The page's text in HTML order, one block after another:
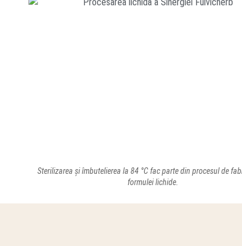
Sterilizarea și îmbutelierea la 84 °C fac parte din procesul de
formulei lichide.